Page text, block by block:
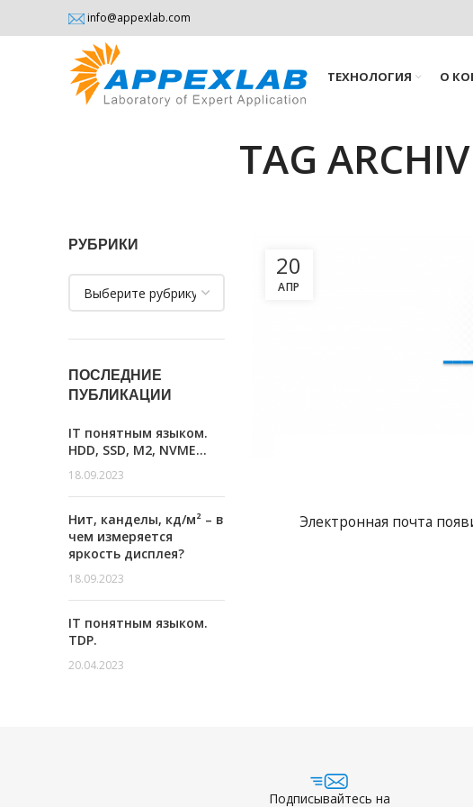
info@appexlab.com
ТЕХНОЛОГИЯ О
TAG
20
АПР
Электронная почта
РУБРИКИ
Рубрики
ПОСЛЕДНИЕ
ПУБЛИКАЦИИ
IT понятным языком.
HDD, SSD, M2, NVME…
18.09.2023
Нит, канделы, кд/м² – в
чем измеряется
яркость дисплея?
18.09.2023
IT понятным языком.
TDP.
20.04.2023
Подписывайтесь на